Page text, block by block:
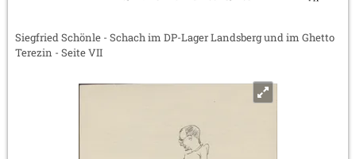
Siegfried Schönle - Schach im DP-Lager Landsberg und im Ghetto
Terezin - Seite VII